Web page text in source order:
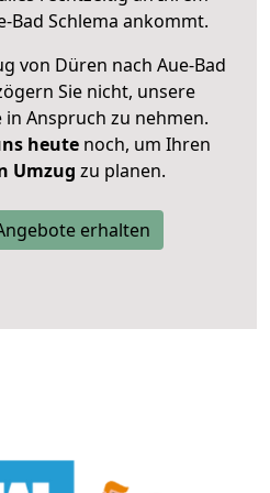
Bad Schlema ankommt.
von Düren nach Aue-Bad
Sie nicht, unsere
Anspruch zu nehmen.
heutenoch, um Ihren
Umzug zu planen.
erhalten